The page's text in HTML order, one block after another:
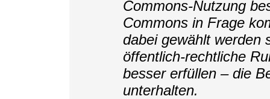
Commons-Nutzung
Commons in Frage
dabei gewählt werden
öffentlich-rechtliche
besser erfüllen – die
unterhalten.